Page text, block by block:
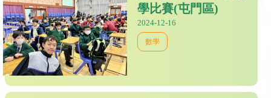
學比賽(屯門區)
2024-12-16
數學